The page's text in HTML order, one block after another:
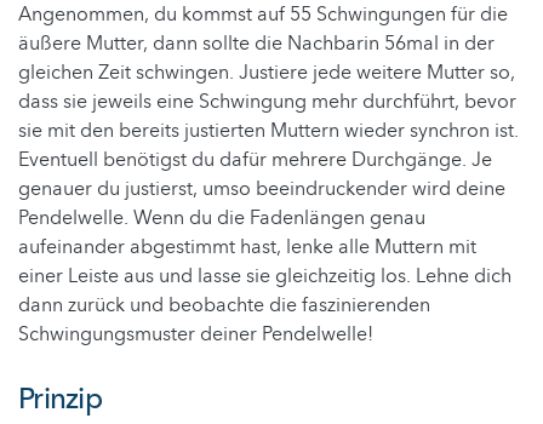
Angenommen, du kommst auf 55 Schwingungen für die
äußere Mutter, dann sollte die Nachbarin 56mal in der
gleichen Zeit schwingen. Justiere jede weitere Mutter so,
dass sie jeweils eine Schwingung mehr durchführt, bevor
sie mit den bereits justierten Muttern wieder synchron ist.
Eventuell benötigst du dafür mehrere Durchgänge. Je
genauer du justierst, umso beeindruckender wird deine
Pendelwelle. Wenn du die Fadenlängen genau
aufeinander abgestimmt hast, lenke alle Muttern mit
einer Leiste aus und lasse sie gleichzeitig los. Lehne dich
dann zurück und beobachte die faszinierenden
Schwingungsmuster deiner Pendelwelle!
Prinzip